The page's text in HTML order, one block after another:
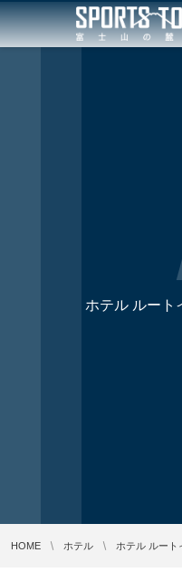
ホテル ルート
HOME ホテル ホテル ルート